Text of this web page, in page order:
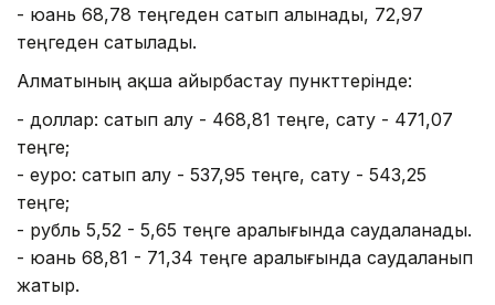
- юань 68,78 теңгеден сатып алынады, 72,97
теңгеден сатылады.
Алматының ақша айырбастау пункттерінде:
- доллар: сатып алу - 468,81 теңге, сату - 471,07
теңге;
- еуро: сатып алу - 537,95 теңге, сату - 543,25
теңге;
- рубль 5,52 - 5,65 теңге аралығында саудаланады.
- юань 68,81 - 71,34 теңге аралығында саудаланып
жатыр.